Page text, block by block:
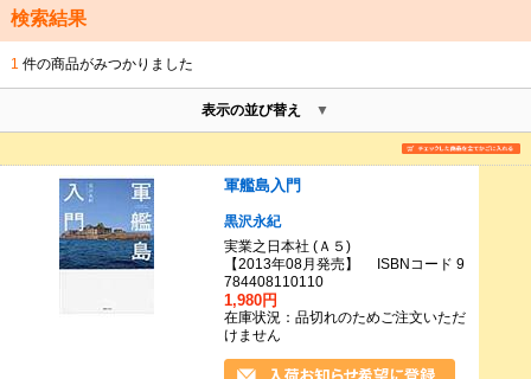
検索結果
1 件の商品がみつかりました
表示の並び替え
軍艦島入門
黒沢永紀
実業之日本社 (Ａ５)
【2013年08月発売】 ISBNコード 9
784408110110
1,980円
在庫状況：品切れのためご注文いただ
けません